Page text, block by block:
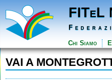
FITeL
Chi Siamo
VAI A